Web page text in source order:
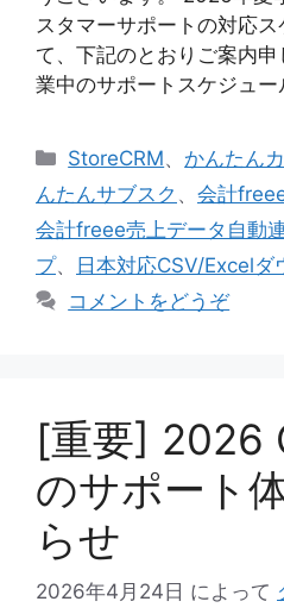
スタマーサポートの対応
て、下記のとおりご案内
業中のサポートスケジュ
カ
テ
リ
ー
StoreCRM、 かんたん
んたんサブスク 、 会計
会計freee売上データ自動
プ、 日本対応CSV/Excelダ
コメントをどうぞ
[重要] 2026
のサポート
らせ
2026年4月24日 によって